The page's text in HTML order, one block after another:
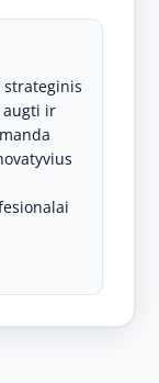
strateginis
augti ir